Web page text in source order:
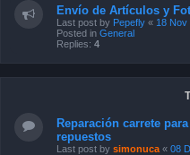
Envío de Artículos y
Last post by Pepefly « 18 Nov
Posted in General
Replies: 4
Reparación carrete
repuestos
Last post by simonuca « 08